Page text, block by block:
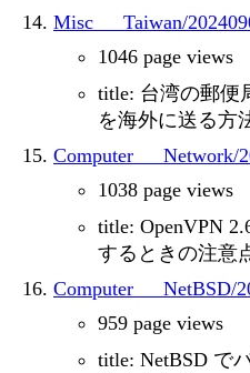
Misc___Taiwan/
1046 page views
title: 台湾の郵便
を海外に送る方
Computer___Network/
1038 page views
title: OpenVPN
するときの注意
Computer___NetBSD/
959 page views
title: NetBSD で